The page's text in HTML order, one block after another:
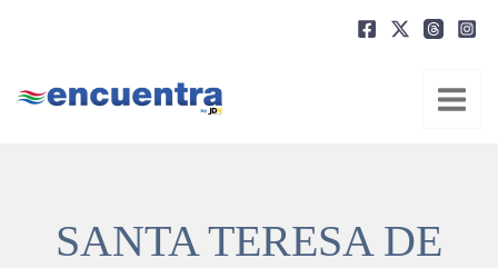
SANTA TERESA DE